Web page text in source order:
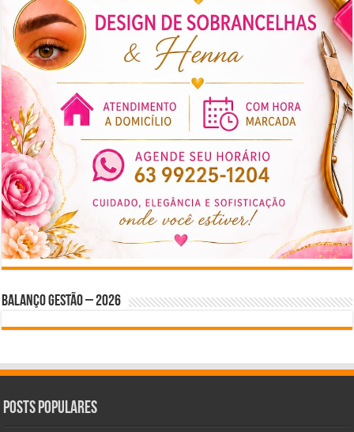
BALANÇO GESTÃO – 2026
Posts Populares